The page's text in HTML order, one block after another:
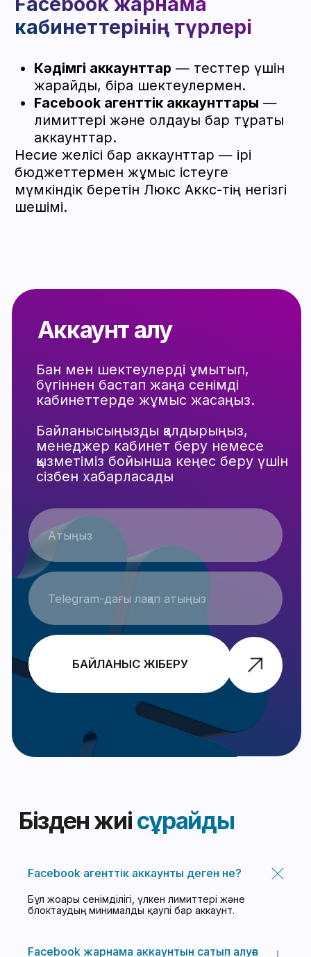
Facebook агенттік аккаунты деген не?
Бұл жоғары сенімділігі, үлкен лимиттері және
блоктаудың минималды қаупі бар аккаунт.
Facebook жарнама аккаунтын сатып алуға